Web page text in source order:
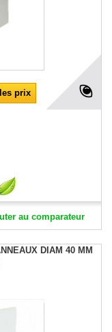
prix
au comparateur
DIAM 40 MM